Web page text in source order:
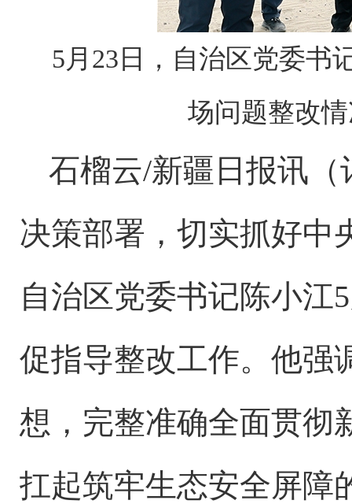
5月23日，自治区党委书
场问题整改
石榴云/新疆日报讯（
决策部署，切实抓好中
自治区党委书记陈小江
促指导整改工作。他强
想，完整准确全面贯彻
扛起筑牢生态安全屏障